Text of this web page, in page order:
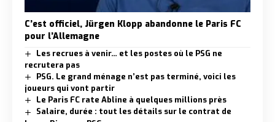
C’est officiel, Jürgen Klopp abandonne le Paris FC
pour l’Allemagne
Les recrues à venir… et les postes où le PSG ne
recrutera pas
PSG. Le grand ménage n’est pas terminé, voici les
joueurs qui vont partir
Le Paris FC rate Abline à quelques millions près
Salaire, durée : tout les détails sur le contrat de